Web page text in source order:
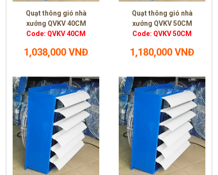
Quạt thông gió nhà
xưởng QVKV 40CM
Code: QVKV 40CM
1,038,000 VNĐ
Quạt thông gió nhà
xưởng QVKV 50CM
Code: QVKV 50CM
1,180,000 VNĐ